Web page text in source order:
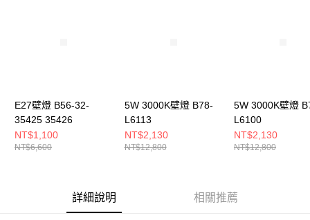
時審查核予不同之上限額度；若仍有額度不足之情形，本公司將視審查結果
５．嚴禁一人註冊多個帳號或使用他人資訊註冊。若發現惡意使用之情形，
恩沛科技股份有限公司將有權停止該用戶之使用額度並採取法律行動。
E27壁燈 B56-32-
35425 35426
NT$1,100
NT$6,600
5W 3000K壁燈 B78-
L6113
NT$2,130
NT$12,800
5W 3000K壁燈
L6100
NT$2,130
NT$12,800
詳細說明 相關推薦